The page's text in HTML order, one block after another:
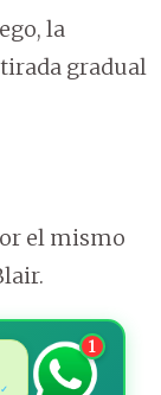
la
gradual
el mismo
1